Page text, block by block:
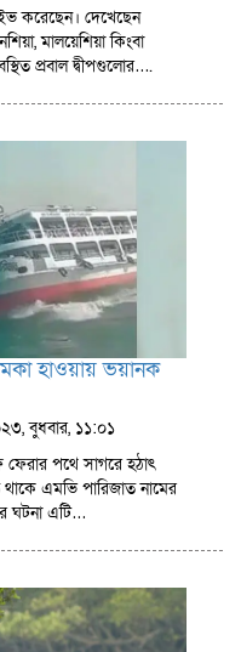
করেছেন। দেখেছেন
মালয়েশিয়া কিংবা
প্রবাল দ্বীপগুলোর….
হাওয়ায় ভয়ানক
বুধবার, ১১:০১
ফেরার পথে সাগরে হঠাৎ
এমভি পারিজাত নামের
ঘটনা এটি…